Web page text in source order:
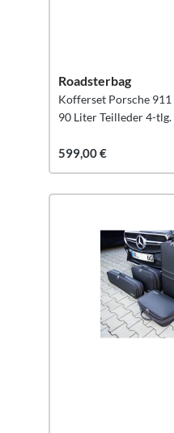
Roadsterbag
Kofferset Porsche
90 Liter Teilleder 4-tlg.
599,00 €